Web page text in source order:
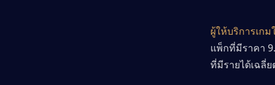
ผู้ให้บริการเก
แพ็กที่มีราคา
ที่มีรายได้เฉลี่